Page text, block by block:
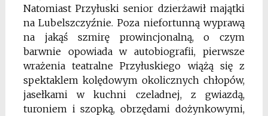
Natomiast Przyłuski senior dzierżawił majątki
na Lubelszczyźnie. Poza niefortunną wyprawą
na jakąś szmirę prowincjonalną, o czym
barwnie opowiada w autobiografii, pierwsze
wrażenia teatralne Przyłuskiego wiążą się z
spektaklem kolędowym okolicznych chłopów,
jasełkami w kuchni czeladnej, z gwiazdą,
turoniem i szopką, obrzędami dożynkowymi,